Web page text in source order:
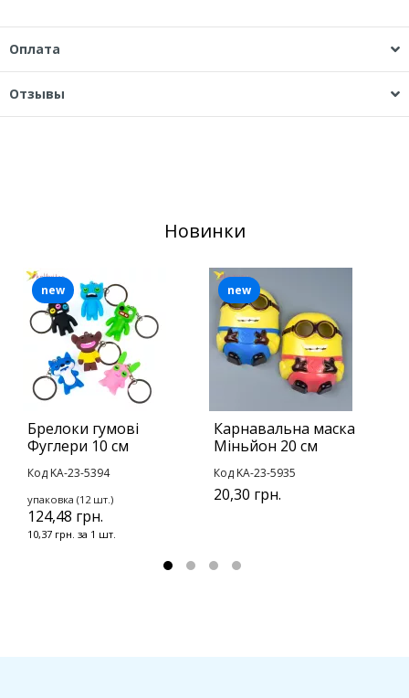
Оплата
Отзывы
Новинки
Брелоки гумові
Фуглери 10 см
Код KA-23-5394
упаковка (12 шт.)
124,48 грн.
10,37 грн. за 1 шт.
new
Карнавальна маска
Міньйон 20 см
Код KA-23-5935
20,30 грн.
new